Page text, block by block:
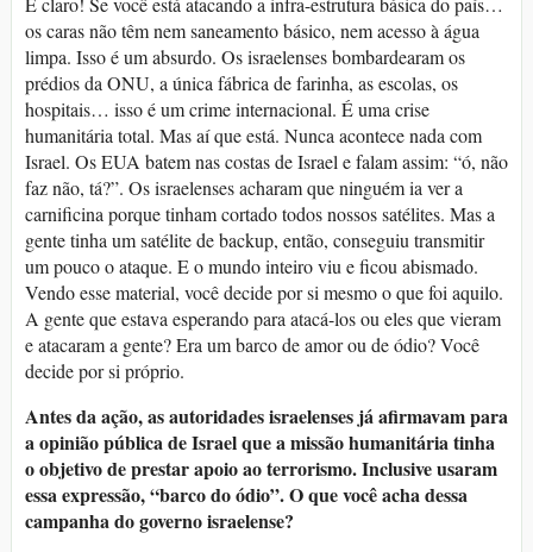
os caras não têm nem saneamento básico, nem acesso à água
limpa. Isso é um absurdo. Os israelenses bombardearam os
prédios da ONU, a única fábrica de farinha, as escolas, os
hospitais… isso é um crime internacional. É uma crise
humanitária total. Mas aí que está. Nunca acontece nada com
Israel. Os EUA batem nas costas de Israel e falam assim: “ó, não
faz não, tá?”. Os israelenses acharam que ninguém ia ver a
carnificina porque tinham cortado todos nossos satélites. Mas a
gente tinha um satélite de backup, então, conseguiu transmitir
um pouco o ataque. E o mundo inteiro viu e ficou abismado.
Vendo esse material, você decide por si mesmo o que foi aquilo.
A gente que estava esperando para atacá-los ou eles que vieram
e atacaram a gente? Era um barco de amor ou de ódio? Você
decide por si próprio.
Antes da ação, as autoridades israelenses já afirmavam para
a opinião pública de Israel que a missão humanitária tinha
o objetivo de prestar apoio ao terrorismo. Inclusive usaram
essa expressão, “barco do ódio”. O que você acha dessa
campanha do governo israelense?